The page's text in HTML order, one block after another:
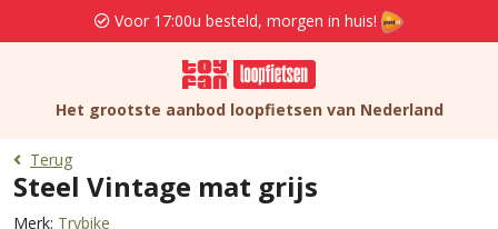
Voor 17:00u besteld, morgen in huis!
Het grootste aanbod loopfietsen van Nederland
Terug
Steel Vintage mat grijs
Merk: Trybike